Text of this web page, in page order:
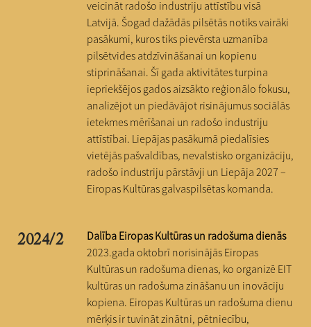
veicināt radošo industriju attīstību visā
Latvijā. Šogad dažādās pilsētās notiks vairāki
pasākumi, kuros tiks pievērsta uzmanība
pilsētvides atdzīvināšanai un kopienu
stiprināšanai. Šī gada aktivitātes turpina
iepriekšējos gados aizsākto reģionālo fokusu,
analizējot un piedāvājot risinājumus sociālās
ietekmes mērīšanai un radošo industriju
attīstībai. Liepājas pasākumā piedalīsies
vietējās pašvaldības, nevalstisko organizāciju,
radošo industriju pārstāvji un Liepāja 2027 –
Eiropas Kultūras galvaspilsētas komanda.
2024/2
Dalība Eiropas Kultūras un radošuma dienās
2023.gada oktobrī norisinājās Eiropas
Kultūras un radošuma dienas, ko organizē EIT
kultūras un radošuma zināšanu un inovāciju
kopiena. Eiropas Kultūras un radošuma dienu
mērķis ir tuvināt zinātni, pētniecību,